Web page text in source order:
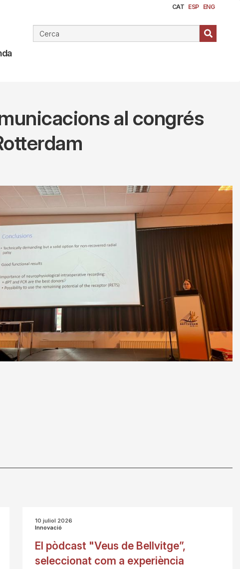
CAT ESP ENG
al congrés
10 juliol 2026
Innovació
El pòdcast "Veus de Bellvitge”,
seleccionat com a experiència